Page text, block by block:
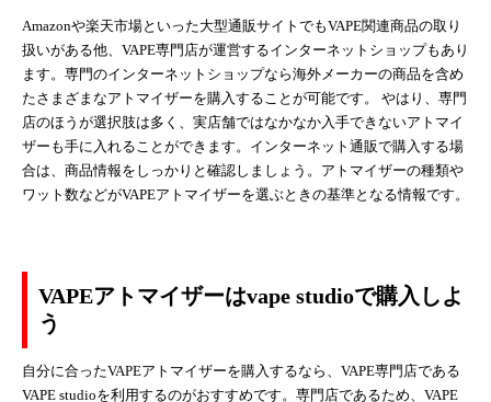
Amazonや楽天市場といった大型通販サイトでもVAPE関連商品の取り
扱いがある他、VAPE専門店が運営するインターネットショップもあり
ます。専門のインターネットショップなら海外メーカーの商品を含め
たさまざまなアトマイザーを購入することが可能です。 やはり、専門
店のほうが選択肢は多く、実店舗ではなかなか入手できないアトマイ
ザーも手に入れることができます。インターネット通販で購入する場
合は、商品情報をしっかりと確認しましょう。アトマイザーの種類や
ワット数などがVAPEアトマイザーを選ぶときの基準となる情報です。
VAPEアトマイザーはvape studioで購入しよ
う
自分に合ったVAPEアトマイザーを購入するなら、VAPE専門店である
VAPE studioを利用するのがおすすめです。専門店であるため、VAPE